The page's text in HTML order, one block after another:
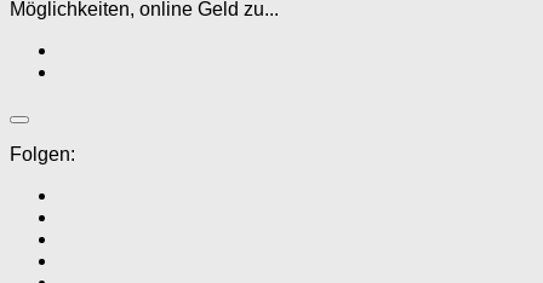
Möglichkeiten, online Geld zu...
Folgen: